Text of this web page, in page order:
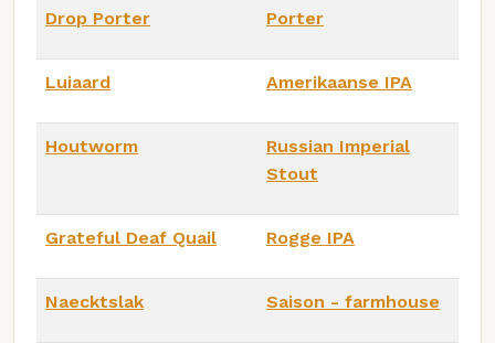
Drop Porter Porter
Luiaard Amerikaanse IPA
Houtworm
Russian Imperial
Stout
Grateful Deaf Quail Rogge IPA
Naecktslak Saison - farmhouse